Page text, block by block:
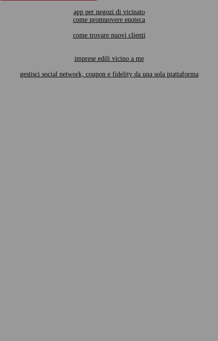
app per negozi di vicinato
come promuovere enoteca
come trovare nuovi clienti
imprese edili vicino a me
gestisci social network, coupon e fidelity da una sola piattaforma